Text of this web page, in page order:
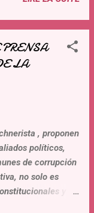
de sus “aliados
algunos de sus
y la política
El
afirmar que no
un llamado
políticos. La
LA
, proponen
políticos,
de corrupción
no solo es
y de